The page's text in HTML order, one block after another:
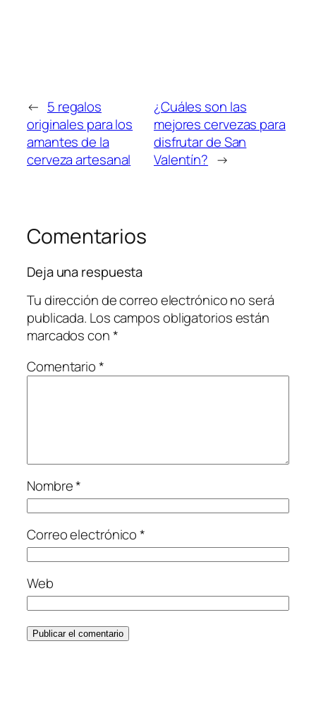
← 5 regalos
originales para los
amantes de la
cerveza artesanal
¿Cuáles son las
mejores cervezas para
disfrutar de San
Valentín? →
Comentarios
Deja una respuesta
Tu dirección de correo electrónico no será
publicada. Los campos obligatorios están
marcados con*
Comentario*
Nombre*
Correo electrónico*
Web